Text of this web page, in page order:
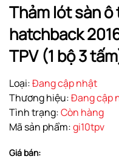
Thảm lót sàn ô
hatchback
TPV (1 bộ 3
Loại:Đang cập nhật
Thương hiệu:Đang cập
Tình trạng:Còn hàng
Mã sản phẩm:gi10tpv
Giá bán: